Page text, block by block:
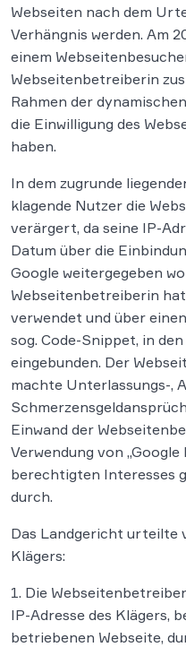
Webseiten nach dem
Verhängnis werden. Am
einem
Webseitenbetreiberin
Rahmen der
die Einwilligung des
haben.
In dem zugrunde
klagende Nutzer die
verärgert, da seine IP-
Datum über die
Google weitergegeben
Webseitenbetreiberin
verwendet und über
sog. Code-Snippet, in
eingebunden. Der
machte Unterlassungs-,
Einwand der
Verwendung von
berechtigten Interesses
durch.
Das Landgericht urteilte
Klägers:
1. Die
IP-Adresse des Klägers,
betriebenen Webseite,